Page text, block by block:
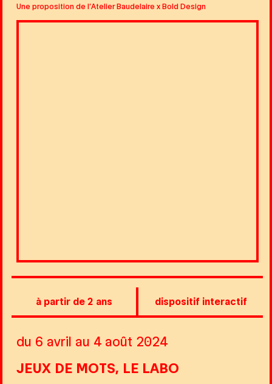
Une proposition de l’Atelier Baudelaire x Bold Design
à partir de 2 ans dispositif interactif
du 6 avril au 4 août 2024
JEUX DE MOTS, LE LABO